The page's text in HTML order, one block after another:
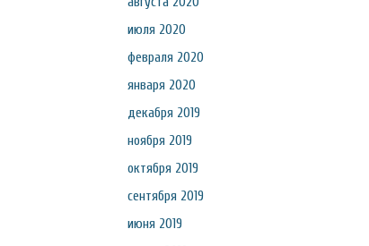
июля 2020
февраля 2020
января 2020
декабря 2019
ноября 2019
октября 2019
сентября 2019
июня 2019